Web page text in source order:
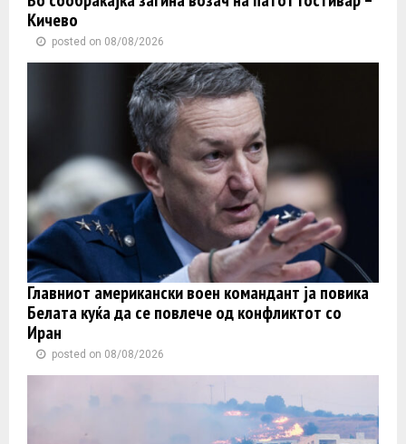
Кичево
posted on 08/08/2026
Главниот американски воен командант ја повика
Белата куќа да се повлече од конфликтот со
Иран
posted on 08/08/2026